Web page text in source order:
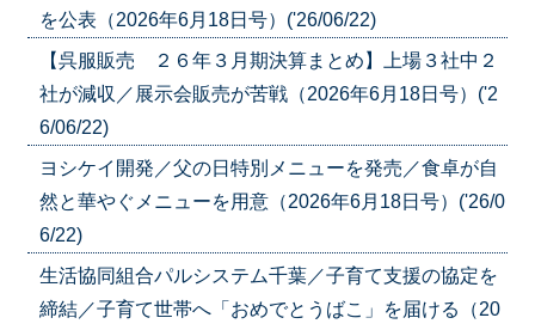
を公表（2026年6月18日号）('26/06/22)
【呉服販売 ２６年３月期決算まとめ】上場３社中２
社が減収／展示会販売が苦戦（2026年6月18日号）('2
6/06/22)
ヨシケイ開発／父の日特別メニューを発売／食卓が自
然と華やぐメニューを用意（2026年6月18日号）('26/0
6/22)
生活協同組合パルシステム千葉／子育て支援の協定を
締結／子育て世帯へ「おめでとうばこ」を届ける（20